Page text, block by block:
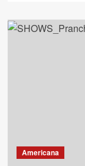
Americana